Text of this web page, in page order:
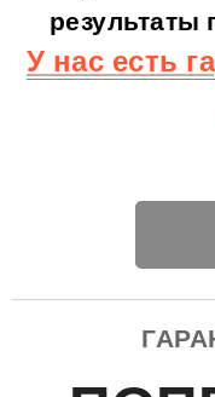
результаты
У нас есть